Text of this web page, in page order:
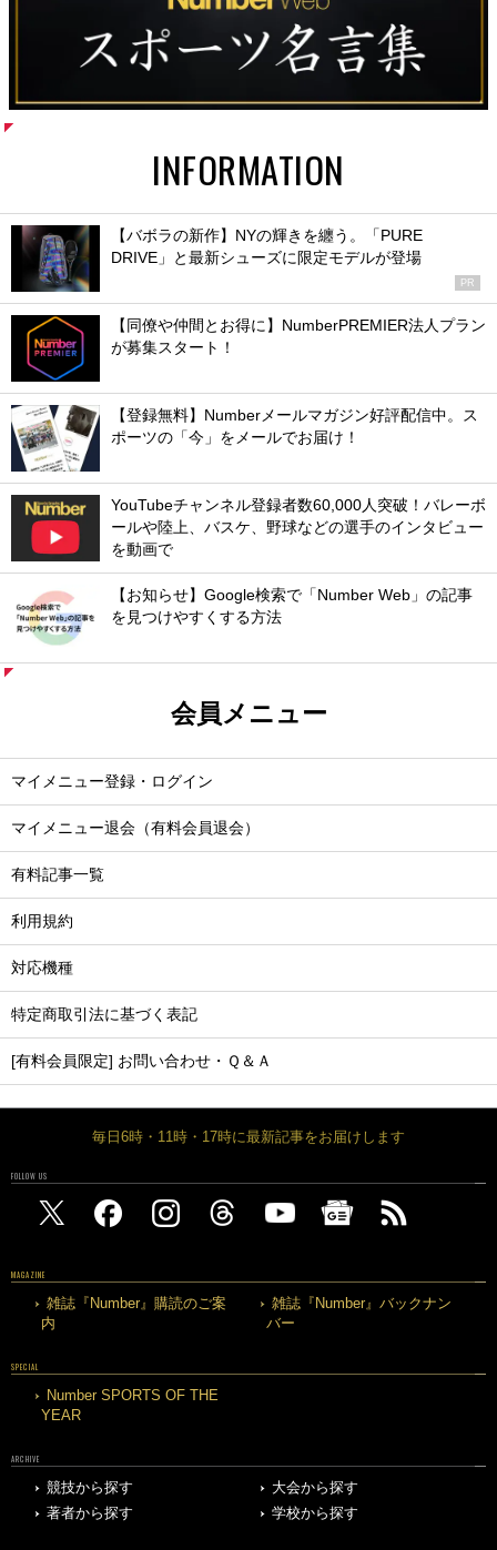
INFORMATION
【バボラの新作】NYの輝きを纏う。「PURE
DRIVE」と最新シューズに限定モデルが登場
PR
【同僚や仲間とお得に】NumberPREMIER法人プラン
が募集スタート！
【登録無料】Numberメールマガジン好評配信中。ス
ポーツの「今」をメールでお届け！
YouTubeチャンネル登録者数60,000人突破！バレーボ
ールや陸上、バスケ、野球などの選手のインタビュー
を動画で
【お知らせ】Google検索で「Number Web」の記事
を見つけやすくする方法
会員メニュー
マイメニュー登録・ログイン
マイメニュー退会（有料会員退会）
有料記事一覧
利用規約
対応機種
特定商取引法に基づく表記
[有料会員限定] お問い合わせ・Ｑ＆Ａ
毎日6時・11時・17時に最新記事をお届けします
FOLLOW US
MAGAZINE
雑誌『Number』購読のご案
内
雑誌『Number』バックナン
バー
SPECIAL
Number SPORTS OF THE
YEAR
ARCHIVE
競技から探す
大会から探す
著者から探す
学校から探す